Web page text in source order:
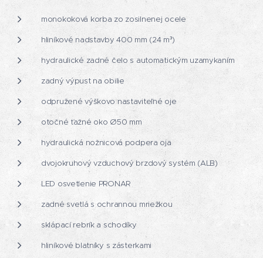
monokoková korba zo zosilnenej ocele
hliníkové nadstavby 400 mm (24 m³)
hydraulické zadné čelo s automatickým uzamykaním
zadný výpust na obilie
odpružené výškovo nastaviteľné oje
otočné ťažné oko Ø50 mm
hydraulická nožnicová podpera oja
dvojokruhový vzduchový brzdový systém (ALB)
LED osvetlenie PRONAR
zadné svetlá s ochrannou mriežkou
sklápací rebrík a schodíky
hliníkové blatníky s zásterkami